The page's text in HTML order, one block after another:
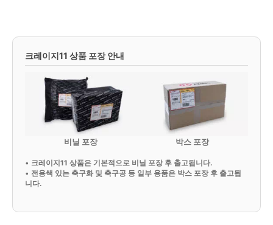
크레이지11 상품 포장 안내
비닐 포장 박스 포장
• 크레이지11 상품은 기본적으로 비닐 포장 후 출고됩니다.
• 전용쌕 있는 축구화 및 축구공 등 일부 용품은 박스 포장 후 출고됩
니다.